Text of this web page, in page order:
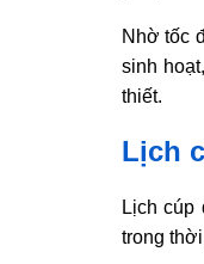
Nhờ tốc
sinh
thiết.
Lịch
Lịch cúp
trong